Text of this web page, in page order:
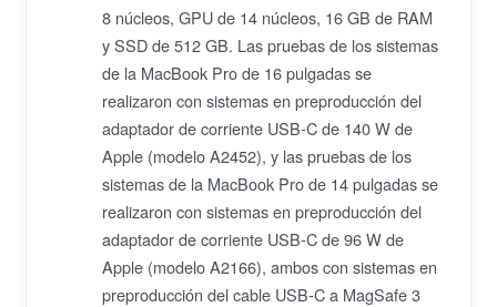
8 núcleos, GPU de 14 núcleos, 16 GB de RAM
y SSD de 512 GB. Las pruebas de los sistemas
de la MacBook Pro de 16 pulgadas se
realizaron con sistemas en preproducción del
adaptador de corriente USB-C de 140 W de
Apple (modelo A2452), y las pruebas de los
sistemas de la MacBook Pro de 14 pulgadas se
realizaron con sistemas en preproducción del
adaptador de corriente USB-C de 96 W de
Apple (modelo A2166), ambos con sistemas en
preproducción del cable USB-C a MagSafe 3